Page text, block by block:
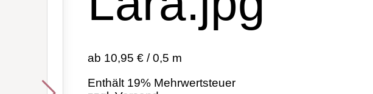
ab 10,95 € / 0,5 m
Enthält 19% Mehrwertsteuer